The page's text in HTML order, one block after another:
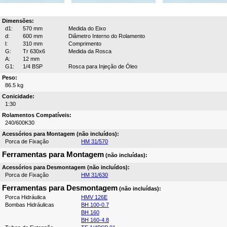
Dimensões:
d1:
570 mm
Medida do Eixo
d:
600 mm
Diâmetro Interno do Rolamento
l:
310 mm
Comprimento
G:
Tr 630x6
Medida da Rosca
A:
12 mm
G1:
1/4 BSP
Rosca para Injeção de Óleo
Peso:
86.5 kg
Conicidade:
1:30
Rolamentos Compatíveis:
240/600K30
Acessórios para Montagem (não incluídos):
Porca de Fixação
HM 31/570
Ferramentas para Montagem (não incluídas):
Acessórios para Desmontagem (não incluídos):
Porca de Fixação
HM 31/630
Ferramentas para Desmontagem (não incluídas):
Porca Hidráulica
HMV 126E
Bombas Hidráulicas
BH 100-0.7
BH 160
BH 160-4.8